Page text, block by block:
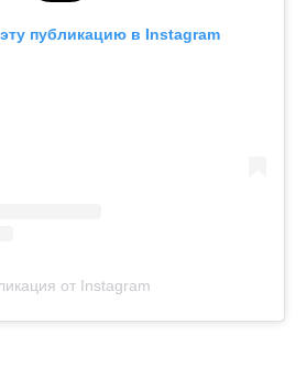
публикацию в Instagram
от Instagram